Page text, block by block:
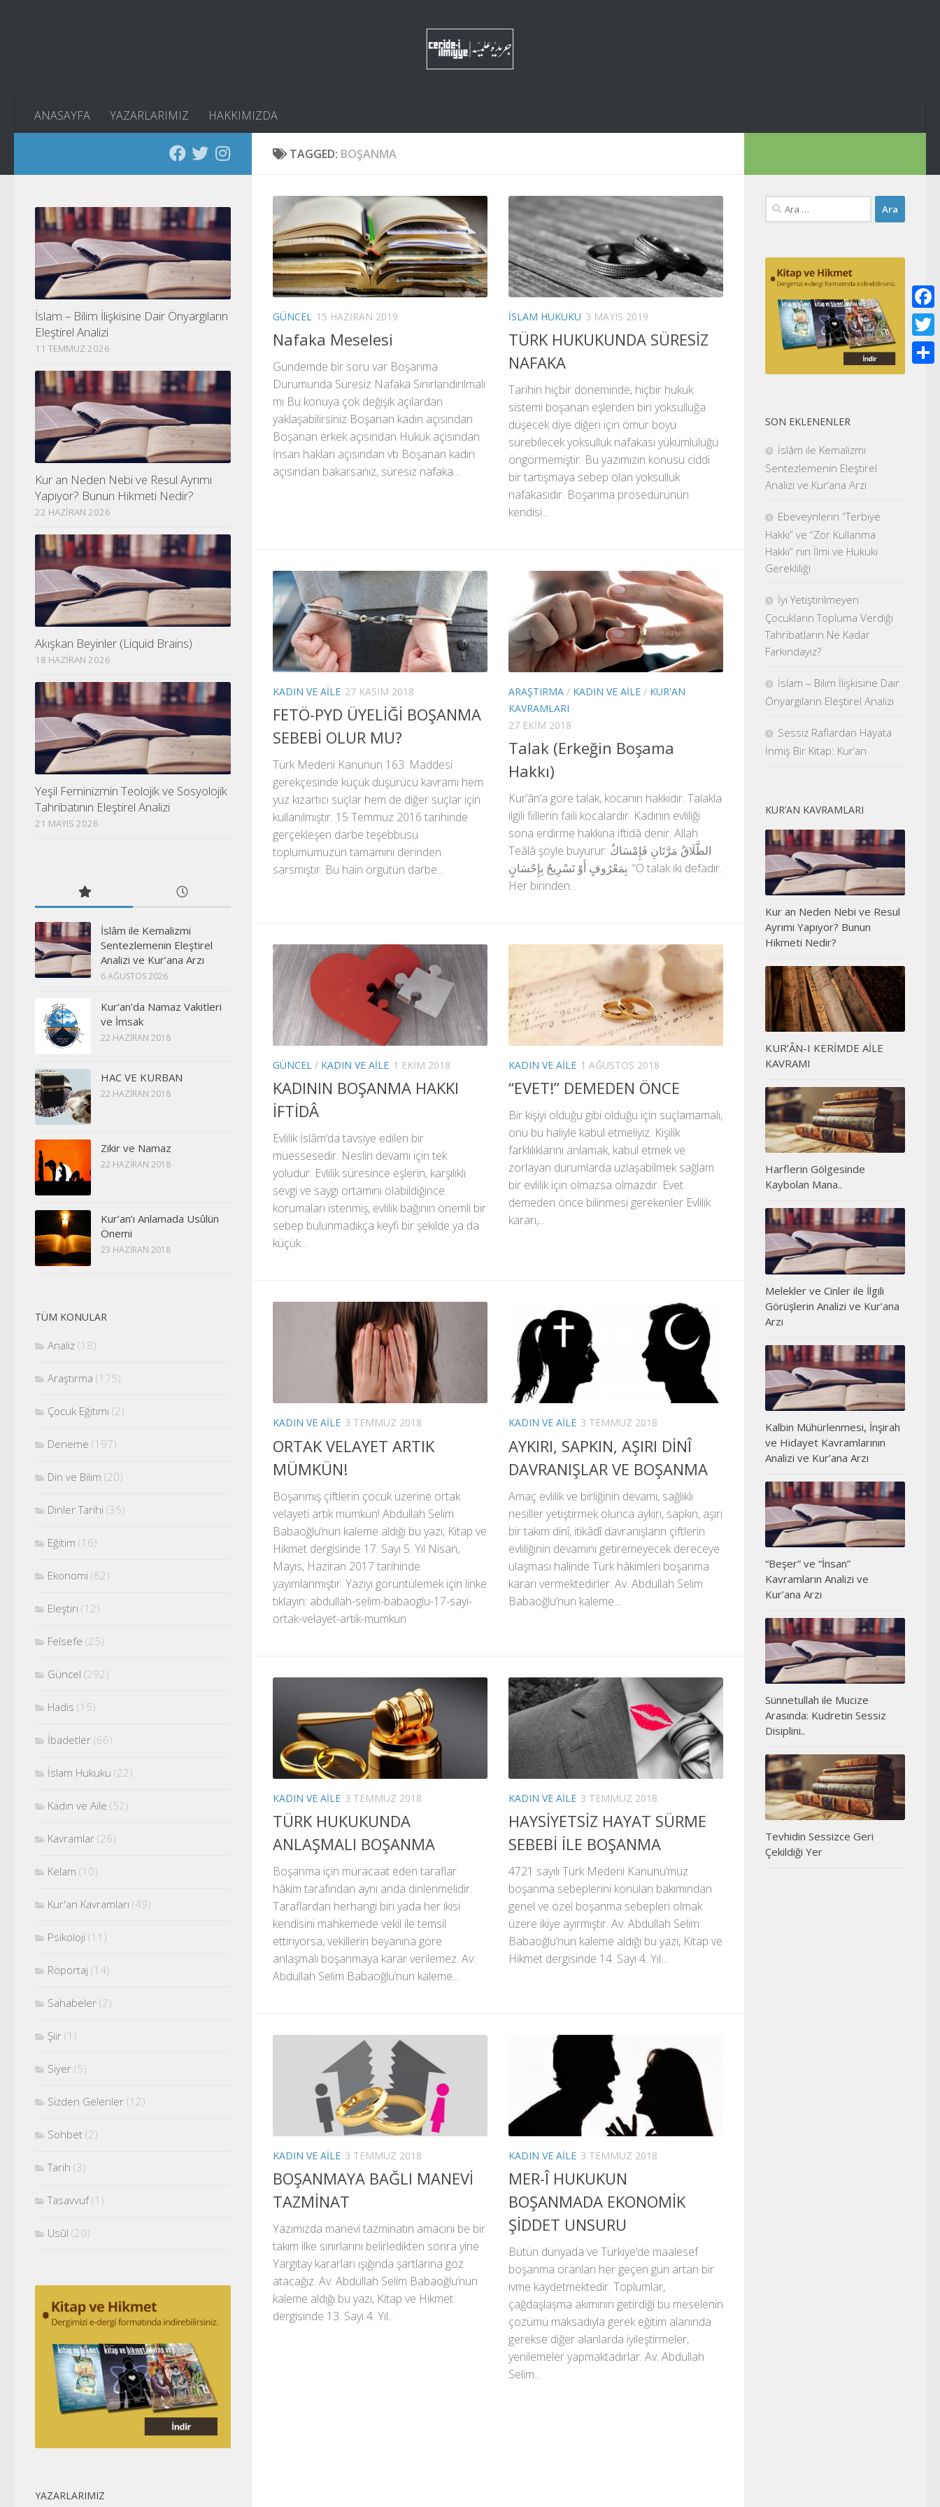
ANASAYFA YAZARLARIMIZ HAKKIMIZDA
TAGGED: BOŞANMA
GÜNCEL 15 HAZIRAN 2019
Nafaka Meselesi
Gündemde bir soru var Boşanma
Durumunda Süresiz Nafaka Sınırlandırılmalı
mı Bu konuya çok değişik açılardan
yaklaşabilirsiniz Boşanan kadın açısından
Boşanan erkek açısından Hukuk açısından
İnsan hakları açısından vb Boşanan kadın
açısından bakarsanız, süresiz nafaka...
İSLAM HUKUKU 3 MAYIS 2019
TÜRK HUKUKUNDA SÜRESİZ
NAFAKA
Tarihin hiçbir döneminde, hiçbir hukuk
sistemi boşanan eşlerden biri yoksulluğa
düşecek diye diğeri için ömür boyu
sürebilecek yoksulluk nafakası yükümlülüğü
öngörmemiştir. Bu yazımızın konusu ciddi
bir tartışmaya sebep olan yoksulluk
nafakasıdır. Boşanma prosedürünün
kendisi...
KADIN VE AILE 27 KASIM 2018
FETÖ-PYD ÜYELİĞİ BOŞANMA
SEBEBİ OLUR MU?
Türk Medeni Kanunun 163. Maddesi
gerekçesinde küçük düşürücü kavramı hem
yüz kızartıcı suçlar hem de diğer suçlar için
kullanılmıştır. 15 Temmuz 2016 tarihinde
gerçekleşen darbe teşebbüsü
toplumumuzun tamamını derinden
sarsmıştır. Bu hain örgütün darbe...
ARAŞTIRMA / KADIN VE AILE / KUR'AN
KAVRAMLARI
27 EKIM 2018
Talak (Erkeğin Boşama
Hakkı)
Kur’ân’a göre talak, kocanın hakkıdır. Talakla
ilgili fiillerin faili kocalardır. Kadının evliliği
sona erdirme hakkına iftidâ denir. Allah
Teâlâ şöyle buyurur: الطَّلَاقُ مَرَّتَانِ فَإِمْسَاكٌ
بِمَعْرُوفٍ أَوْ تَسْرِيحٌ بِإِحْسَانٍ. “O talak iki defadır.
Her birinden...
GÜNCEL / KADIN VE AILE 1 EKIM 2018
KADININ BOŞANMA HAKKI
İFTİDÂ
Evlilik İslâm’da tavsiye edilen bir
müessesedir. Neslin devamı için tek
yoludur. Evlilik süresince eşlerin, karşılıklı
sevgi ve saygı ortamını olabildiğince
korumaları istenmiş, evlilik bağının önemli bir
sebep bulunmadıkça keyfi bir şekilde ya da
küçük...
KADIN VE AILE 1 AĞUSTOS 2018
“EVET!” DEMEDEN ÖNCE
Bir kişiyi olduğu gibi olduğu için suçlamamalı,
onu bu haliyle kabul etmeliyiz. Kişilik
farklılıklarını anlamak, kabul etmek ve
zorlayan durumlarda uzlaşabilmek sağlam
bir evlilik için olmazsa olmazdır. Evet
demeden önce bilinmesi gerekenler Evlilik
kararı,...
KADIN VE AILE 3 TEMMUZ 2018
ORTAK VELAYET ARTIK
MÜMKÜN!
Boşanmış çiftlerin çocuk üzerine ortak
velayeti artık mümkün! Abdullah Selim
Babaoğlu’nun kaleme aldığı bu yazı, Kitap ve
Hikmet dergisinde 17. Sayı 5. Yıl Nisan,
Mayıs, Haziran 2017 tarihinde
yayımlanmıştır. Yazıyı görüntülemek için linke
tıklayın: abdullah-selim-babaoglu-17-sayi-
ortak-velayet-artik-mumkun
KADIN VE AILE 3 TEMMUZ 2018
AYKIRI, SAPKIN, AŞIRI DİNÎ
DAVRANIŞLAR VE BOŞANMA
Amaç evlilik ve birliğinin devamı, sağlıklı
nesiller yetiştirmek olunca aykırı, sapkın, aşırı
bir takım dinî, itikâdî davranışların çiftlerin
evliliğinin devamını getiremeyecek dereceye
ulaşması halinde Türk hâkimleri boşanma
kararı vermektedirler. Av. Abdullah Selim
Babaoğlu’nun kaleme...
KADIN VE AILE 3 TEMMUZ 2018
TÜRK HUKUKUNDA
ANLAŞMALI BOŞANMA
Boşanma için müracaat eden taraflar
hâkim tarafından aynı anda dinlenmelidir.
Taraflardan herhangi biri yada her ikisi
kendisini mahkemede vekil ile temsil
ettiriyorsa, vekillerin beyanına göre
anlaşmalı boşanmaya karar verilemez. Av.
Abdullah Selim Babaoğlu’nun kaleme...
KADIN VE AILE 3 TEMMUZ 2018
HAYSİYETSİZ HAYAT SÜRME
SEBEBİ İLE BOŞANMA
4721 sayılı Türk Medeni Kanunu’muz
boşanma sebeplerini konuları bakımından
genel ve özel boşanma sebepleri olmak
üzere ikiye ayırmıştır. Av. Abdullah Selim
Babaoğlu’nun kaleme aldığı bu yazı, Kitap ve
Hikmet dergisinde 14. Sayı 4. Yıl...
KADIN VE AILE 3 TEMMUZ 2018
BOŞANMAYA BAĞLI MANEVİ
TAZMİNAT
Yazımızda manevi tazminatın amacını be bir
takım ilke sınırlarını belirledikten sonra yine
Yargıtay kararları ışığında şartlarına göz
atacağız. Av. Abdullah Selim Babaoğlu’nun
kaleme aldığı bu yazı, Kitap ve Hikmet
dergisinde 13. Sayı 4. Yıl...
KADIN VE AILE 3 TEMMUZ 2018
MER-Î HUKUKUN
BOŞANMADA EKONOMİK
ŞİDDET UNSURU
Bütün dünyada ve Türkiye’de maalesef
boşanma oranları her geçen gün artan bir
ivme kaydetmektedir. Toplumlar,
çağdaşlaşma akımının getirdiği bu meselenin
çözümü maksadıyla gerek eğitim alanında
gerekse diğer alanlarda iyileştirmeler,
yenilemeler yapmaktadırlar. Av. Abdullah
Selim...
İslam – Bilim İlişkisine Dair Önyargıların
Eleştirel Analizi
11 TEMMUZ 2026
Kur an Neden Nebi ve Resul Ayrımı
Yapıyor? Bunun Hikmeti Nedir?
22 HAZIRAN 2026
Akışkan Beyinler (Liquid Brains)
18 HAZIRAN 2026
Yeşil Feminizmin Teolojik ve Sosyolojik
Tahribatının Eleştirel Analizi
21 MAYIS 2026
İslâm ile Kemalizmi
Sentezlemenin Eleştirel
Analizi ve Kur’ana Arzı
6 AĞUSTOS 2026
Kur’an’da Namaz Vakitleri
ve İmsak
22 HAZIRAN 2018
HAC VE KURBAN
22 HAZIRAN 2018
Zikir ve Namaz
22 HAZIRAN 2018
Kur’an’ı Anlamada Usûlün
Önemi
23 HAZIRAN 2018
TÜM KONULAR
Analiz (18)
Araştırma (175)
Çocuk Eğitimi (2)
Deneme (197)
Din ve Bilim (20)
Dinler Tarihi (35)
Eğitim (16)
Ekonomi (62)
Eleştiri (12)
Felsefe (25)
Güncel (292)
Hadis (15)
İbadetler (66)
İslam Hukuku (22)
Kadın ve Aile (52)
Kavramlar (26)
Kelam (10)
Kur'an Kavramları (49)
Psikoloji (11)
Röportaj (14)
Sahabeler (2)
Şiir (1)
Siyer (5)
Sizden Gelenler (12)
Sohbet (2)
Tarih (3)
Tasavvuf(1)
Usûl (20)
YAZARLARIMIZ
Arama:
SON EKLENENLER
İslâm ile Kemalizmi
Sentezlemenin Eleştirel
Analizi ve Kur’ana Arzı
Ebeveynlerin “Terbiye
Hakkı” ve “Zor Kullanma
Hakkı” nın İlmi ve Hukuki
Gerekliliği
İyi Yetiştirilmeyen
Çocukların Topluma Verdiği
Tahribatların Ne Kadar
Farkındayız?
İslam – Bilim İlişkisine Dair
Önyargıların Eleştirel Analizi
Sessiz Raflardan Hayata
İnmiş Bir Kitap: Kur’an
KUR’AN KAVRAMLARI
Kur an Neden Nebi ve Resul
Ayrımı Yapıyor? Bunun
Hikmeti Nedir?
KUR’ÂN-I KERİMDE AİLE
KAVRAMI
Harflerin Gölgesinde
Kaybolan Mana..
Melekler ve Cinler ile İlgili
Görüşlerin Analizi ve Kur’ana
Arzı
Kalbin Mühürlenmesi, İnşirah
ve Hidayet Kavramlarının
Analizi ve Kur’ana Arzı
“Beşer” ve “İnsan”
Kavramların Analizi ve
Kur’ana Arzı
Sünnetullah ile Mucize
Arasında: Kudretin Sessiz
Disiplini..
Tevhidin Sessizce Geri
Çekildiği Yer